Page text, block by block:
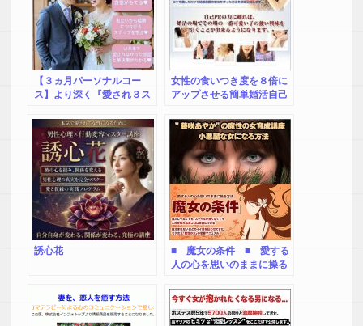
【３ヵ月パーソナルコー
ス】より深く『愛され３ス
塾』
女性の食いつき度を８倍に
アップさせる簡単婚活自己
自己PRテクニック＞
誘心花
■ 魔女の条件 ■ 愛する
人の心を思いのままに操る
ロを虜にできる！ 数え切
れないほどのイイ男を狂わ
せてきた モテ女王”藤咲あ